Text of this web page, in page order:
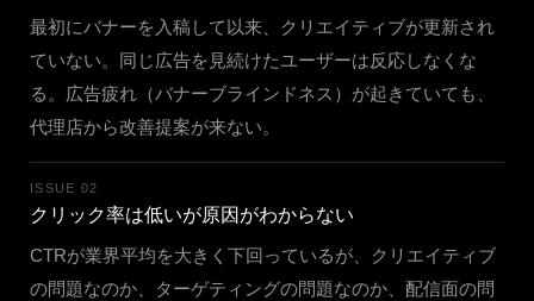
最初にバナーを入稿して以来、クリエイティブが更新され
ていない。同じ広告を見続けたユーザーは反応しなくな
る。広告疲れ（バナーブラインドネス）が起きていても、
代理店から改善提案が来ない。
ISSUE 02
クリック率は低いが原因がわからない
CTRが業界平均を大きく下回っているが、クリエイティブ
の問題なのか、ターゲティングの問題なのか、配信面の問